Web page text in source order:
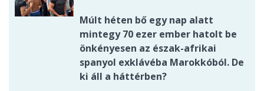
Múlt héten bő egy nap alatt
mintegy 70 ezer ember hatolt be
önkényesen az észak-afrikai
spanyol exklávéba Marokkóból. De
ki áll a háttérben?